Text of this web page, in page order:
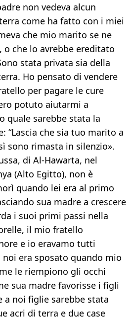
non vedeva alcun
come ha fatto con i miei
che mio marito se ne
o che lo avrebbe ereditato
stata privata sia della
Ho pensato di vendere
per pagare le cure
potuto aiutarmi a
quale sarebbe stata la
“Lascia che sia tuo marito a
sono rimasta in silenzio».
di Al-Hawarta, nel
(Alto Egitto), non è
quando lei era al primo
sua madre a crescere
i suoi primi passi nella
il mio fratello
e io eravamo tutti
era sposato quando mio
le riempiono gli occhi
sua madre favorisse i figli
a noi figlie sarebbe stata
acri di terra e due case